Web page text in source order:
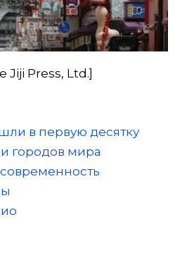
Jiji Press, Ltd.]
в первую десятку
городов мира